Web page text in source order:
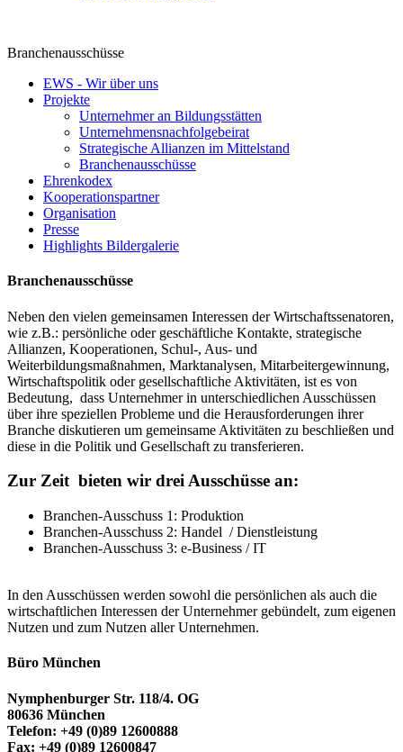
Branchenausschüsse
EWS - Wir über uns
Projekte
Unternehmer an Bildungsstätten
Unternehmensnachfolgebeirat
Strategische Allianzen im Mittelstand
Branchenausschüsse
Ehrenkodex
Kooperationspartner
Organisation
Presse
Highlights Bildergalerie
Branchenausschüsse
Neben den vielen gemeinsamen Interessen der Wirtschaftssenatoren,
wie z.B.: persönliche oder geschäftliche Kontakte, strategische
Allianzen, Kooperationen, Schul-, Aus- und
Weiterbildungsmaßnahmen, Marktanalysen, Mitarbeitergewinnung,
Wirtschaftspolitik oder gesellschaftliche Aktivitäten, ist es von
Bedeutung, dass Unternehmer in unterschiedlichen Ausschüssen
über ihre speziellen Probleme und die Herausforderungen ihrer
Branche diskutieren um gemeinsame Aktivitäten zu beschließen und
diese in die Politik und Gesellschaft zu transferieren.
Zur Zeit bieten wir drei Ausschüsse an:
Branchen-Ausschuss 1: Produktion
Branchen-Ausschuss 2: Handel / Dienstleistung
Branchen-Ausschuss 3: e-Business / IT
In den Ausschüssen werden sowohl die persönlichen als auch die
wirtschaftlichen Interessen der Unternehmer gebündelt, zum eigenen
Nutzen und zum Nutzen aller Unternehmen.
Büro München
Nymphenburger Str. 118/4. OG
80636 München
Telefon: +49 (0)89 12600888
Fax: +49 (0)89 12600847